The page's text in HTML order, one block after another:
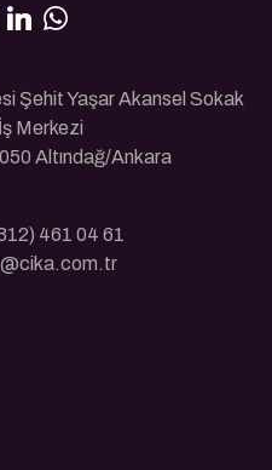
Şehit Yaşar Akansel Sokak
Merkezi
Altındağ/Ankara
461 04 61